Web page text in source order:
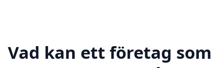
Vad kan ett företag som